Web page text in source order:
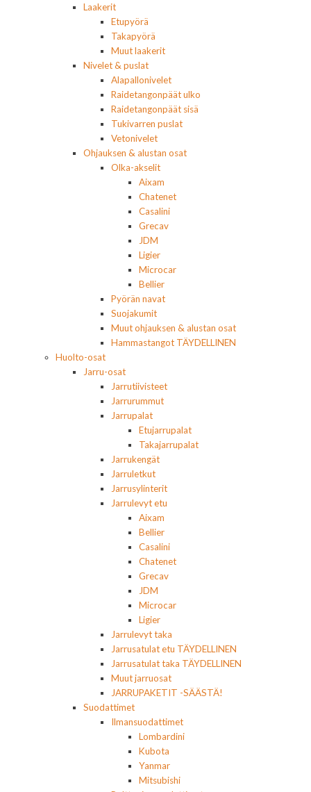
Laakerit
Etupyörä
Takapyörä
Muut laakerit
Nivelet & puslat
Alapallonivelet
Raidetangonpäät ulko
Raidetangonpäät sisä
Tukivarren puslat
Vetonivelet
Ohjauksen & alustan osat
Olka-akselit
Aixam
Chatenet
Casalini
Grecav
JDM
Ligier
Microcar
Bellier
Pyörän navat
Suojakumit
Muut ohjauksen & alustan osat
Hammastangot TÄYDELLINEN
Huolto-osat
Jarru-osat
Jarrutiivisteet
Jarrurummut
Jarrupalat
Etujarrupalat
Takajarrupalat
Jarrukengät
Jarruletkut
Jarrusylinterit
Jarrulevyt etu
Aixam
Bellier
Casalini
Chatenet
Grecav
JDM
Microcar
Ligier
Jarrulevyt taka
Jarrusatulat etu TÄYDELLINEN
Jarrusatulat taka TÄYDELLINEN
Muut jarruosat
JARRUPAKETIT -SÄÄSTÄ!
Suodattimet
Ilmansuodattimet
Lombardini
Kubota
Yanmar
Mitsubishi